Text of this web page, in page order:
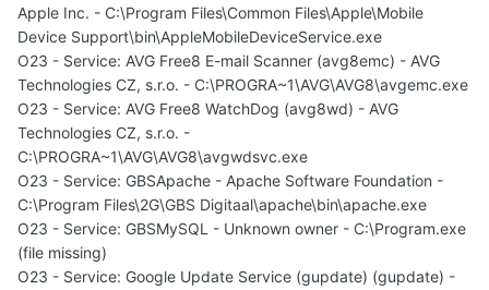
Apple Inc. - C:\Program Files\Common Files\Apple\Mobile
Device Support\bin\AppleMobileDeviceService.exe
O23 - Service: AVG Free8 E-mail Scanner (avg8emc) - AVG
Technologies CZ, s.r.o. - C:\PROGRA~1\AVG\AVG8\avgemc.exe
O23 - Service: AVG Free8 WatchDog (avg8wd) - AVG
Technologies CZ, s.r.o. -
C:\PROGRA~1\AVG\AVG8\avgwdsvc.exe
O23 - Service: GBSApache - Apache Software Foundation -
C:\Program Files\2G\GBS Digitaal\apache\bin\apache.exe
O23 - Service: GBSMySQL - Unknown owner - C:\Program.exe
(file missing)
O23 - Service: Google Update Service (gupdate) (gupdate) -